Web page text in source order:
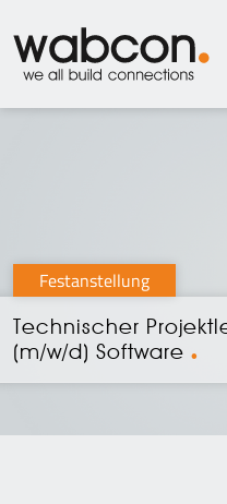
Festanstellung
Technischer
(m/w/d) Software